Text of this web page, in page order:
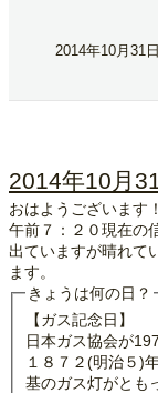
2014年10月31日
2014年10月
おはようございます！
午前７：２０現在の
出ていますが晴れて
ます。
きょうは何の日？
【ガス記念日】
日本ガス協会が
１８７２(明治５)
基のガス灯がとも